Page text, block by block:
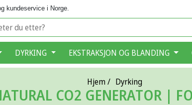
kundeservice i Norge.
DYRKING EKSTRAKSJON OG BLANDING
Hjem / Dyrking
CO2 GENERATOR |